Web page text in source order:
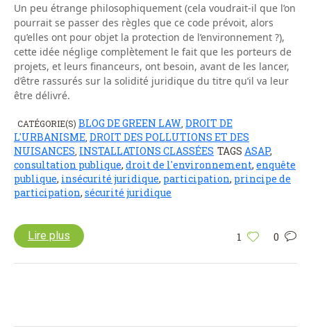
Un peu étrange philosophiquement (cela voudrait-il que l’on
pourrait se passer des règles que ce code prévoit, alors
qu’elles ont pour objet la protection de l’environnement ?),
cette idée néglige complètement le fait que les porteurs de
projets, et leurs financeurs, ont besoin, avant de les lancer,
d’être rassurés sur la solidité juridique du titre qu’il va leur
être délivré.
CATÉGORIE(S) BLOG DE GREEN LAW DROIT DE
L'URBANISME DROIT DES POLLUTIONS ET DES
NUISANCES INSTALLATIONS CLASSÉES TAGS ASAP,
consultation publique, droit de l'environnement, enquête
publique, insécurité juridique, participation, principe de
participation, sécurité juridique
1 0
Lire plus